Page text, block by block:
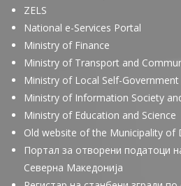
ZELS
National e-Services Portal
Ministry of Finance
Ministry of Transport and
Ministry of Local Self-Government
Ministry of Information Society
Ministry of Education and Science
Old website of the Municipality of
Портал за отворени податоци
Северна Македонија